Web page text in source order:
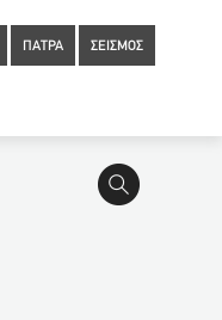
ΠΑΤΡΑ ΣΕΙΣΜΟΣ
δεν θα εξαφανιστεί
17χρονος θαύμα από